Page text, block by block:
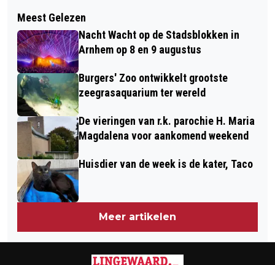
VOGELS SPOTTEN IN DE
UITERWAARDEN BIJ ANGEREN OP 14
JANUARI
HUISDIER VAN DE WEEK IS KONIJN
RIK
Meest Gelezen
Nacht Wacht op de Stadsblokken in
Arnhem op 8 en 9 augustus
Burgers' Zoo ontwikkelt grootste
zeegrasaquarium ter wereld
De vieringen van r.k. parochie H. Maria
Magdalena voor aankomend weekend
Huisdier van de week is de kater, Taco
Meer artikelen